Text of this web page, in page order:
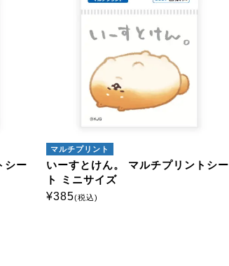
シー
マルチプリント
いーすとけん。 マルチプリントシー
ト ミニサイズ
¥385(税込)